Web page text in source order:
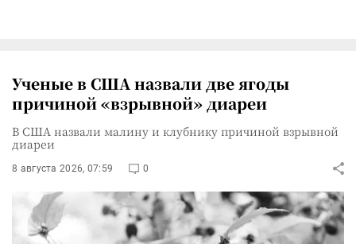
Ученые в США назвали две ягоды
причиной «взрывной» диареи
В США назвали малину и клубнику причиной взрывной
диареи
8 августа 2026, 07:59 0